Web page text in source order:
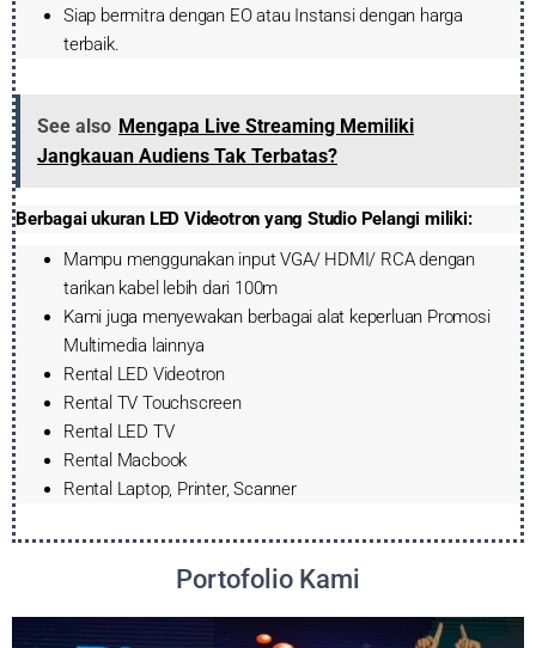
Siap bermitra dengan EO atau Instansi dengan harga
terbaik.
See also Mengapa Live Streaming Memiliki
Jangkauan Audiens Tak Terbatas?
Berbagai ukuran LED Videotron yang Studio Pelangi miliki:
Mampu menggunakan input VGA/ HDMI/ RCA dengan
tarikan kabel lebih dari 100m
Kami juga menyewakan berbagai alat keperluan Promosi
Multimedia lainnya
Rental LED Videotron
Rental TV Touchscreen
Rental LED TV
Rental Macbook
Rental Laptop, Printer, Scanner
Portofolio Kami